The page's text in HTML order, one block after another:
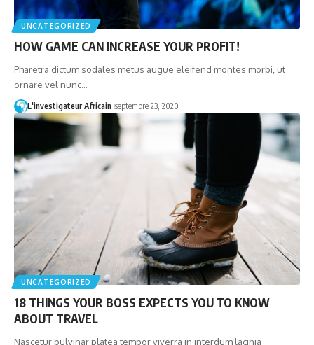
UNCATEGORIZED
HOW GAME CAN INCREASE YOUR PROFIT!
Pharetra dictum sodales metus augue eleifend montes morbi, ut
ornare vel nunc…
L'investigateur Africain septembre 23, 2020
UNCATEGORIZED
18 THINGS YOUR BOSS EXPECTS YOU TO KNOW
ABOUT TRAVEL
Nascetur pulvinar platea tempor viverra in interdum lacinia